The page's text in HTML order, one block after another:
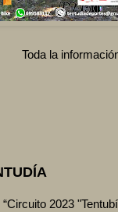
Toda la
2023